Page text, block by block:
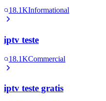
18.1KInformational
iptv teste
18.1KCommercial
iptv teste gratis